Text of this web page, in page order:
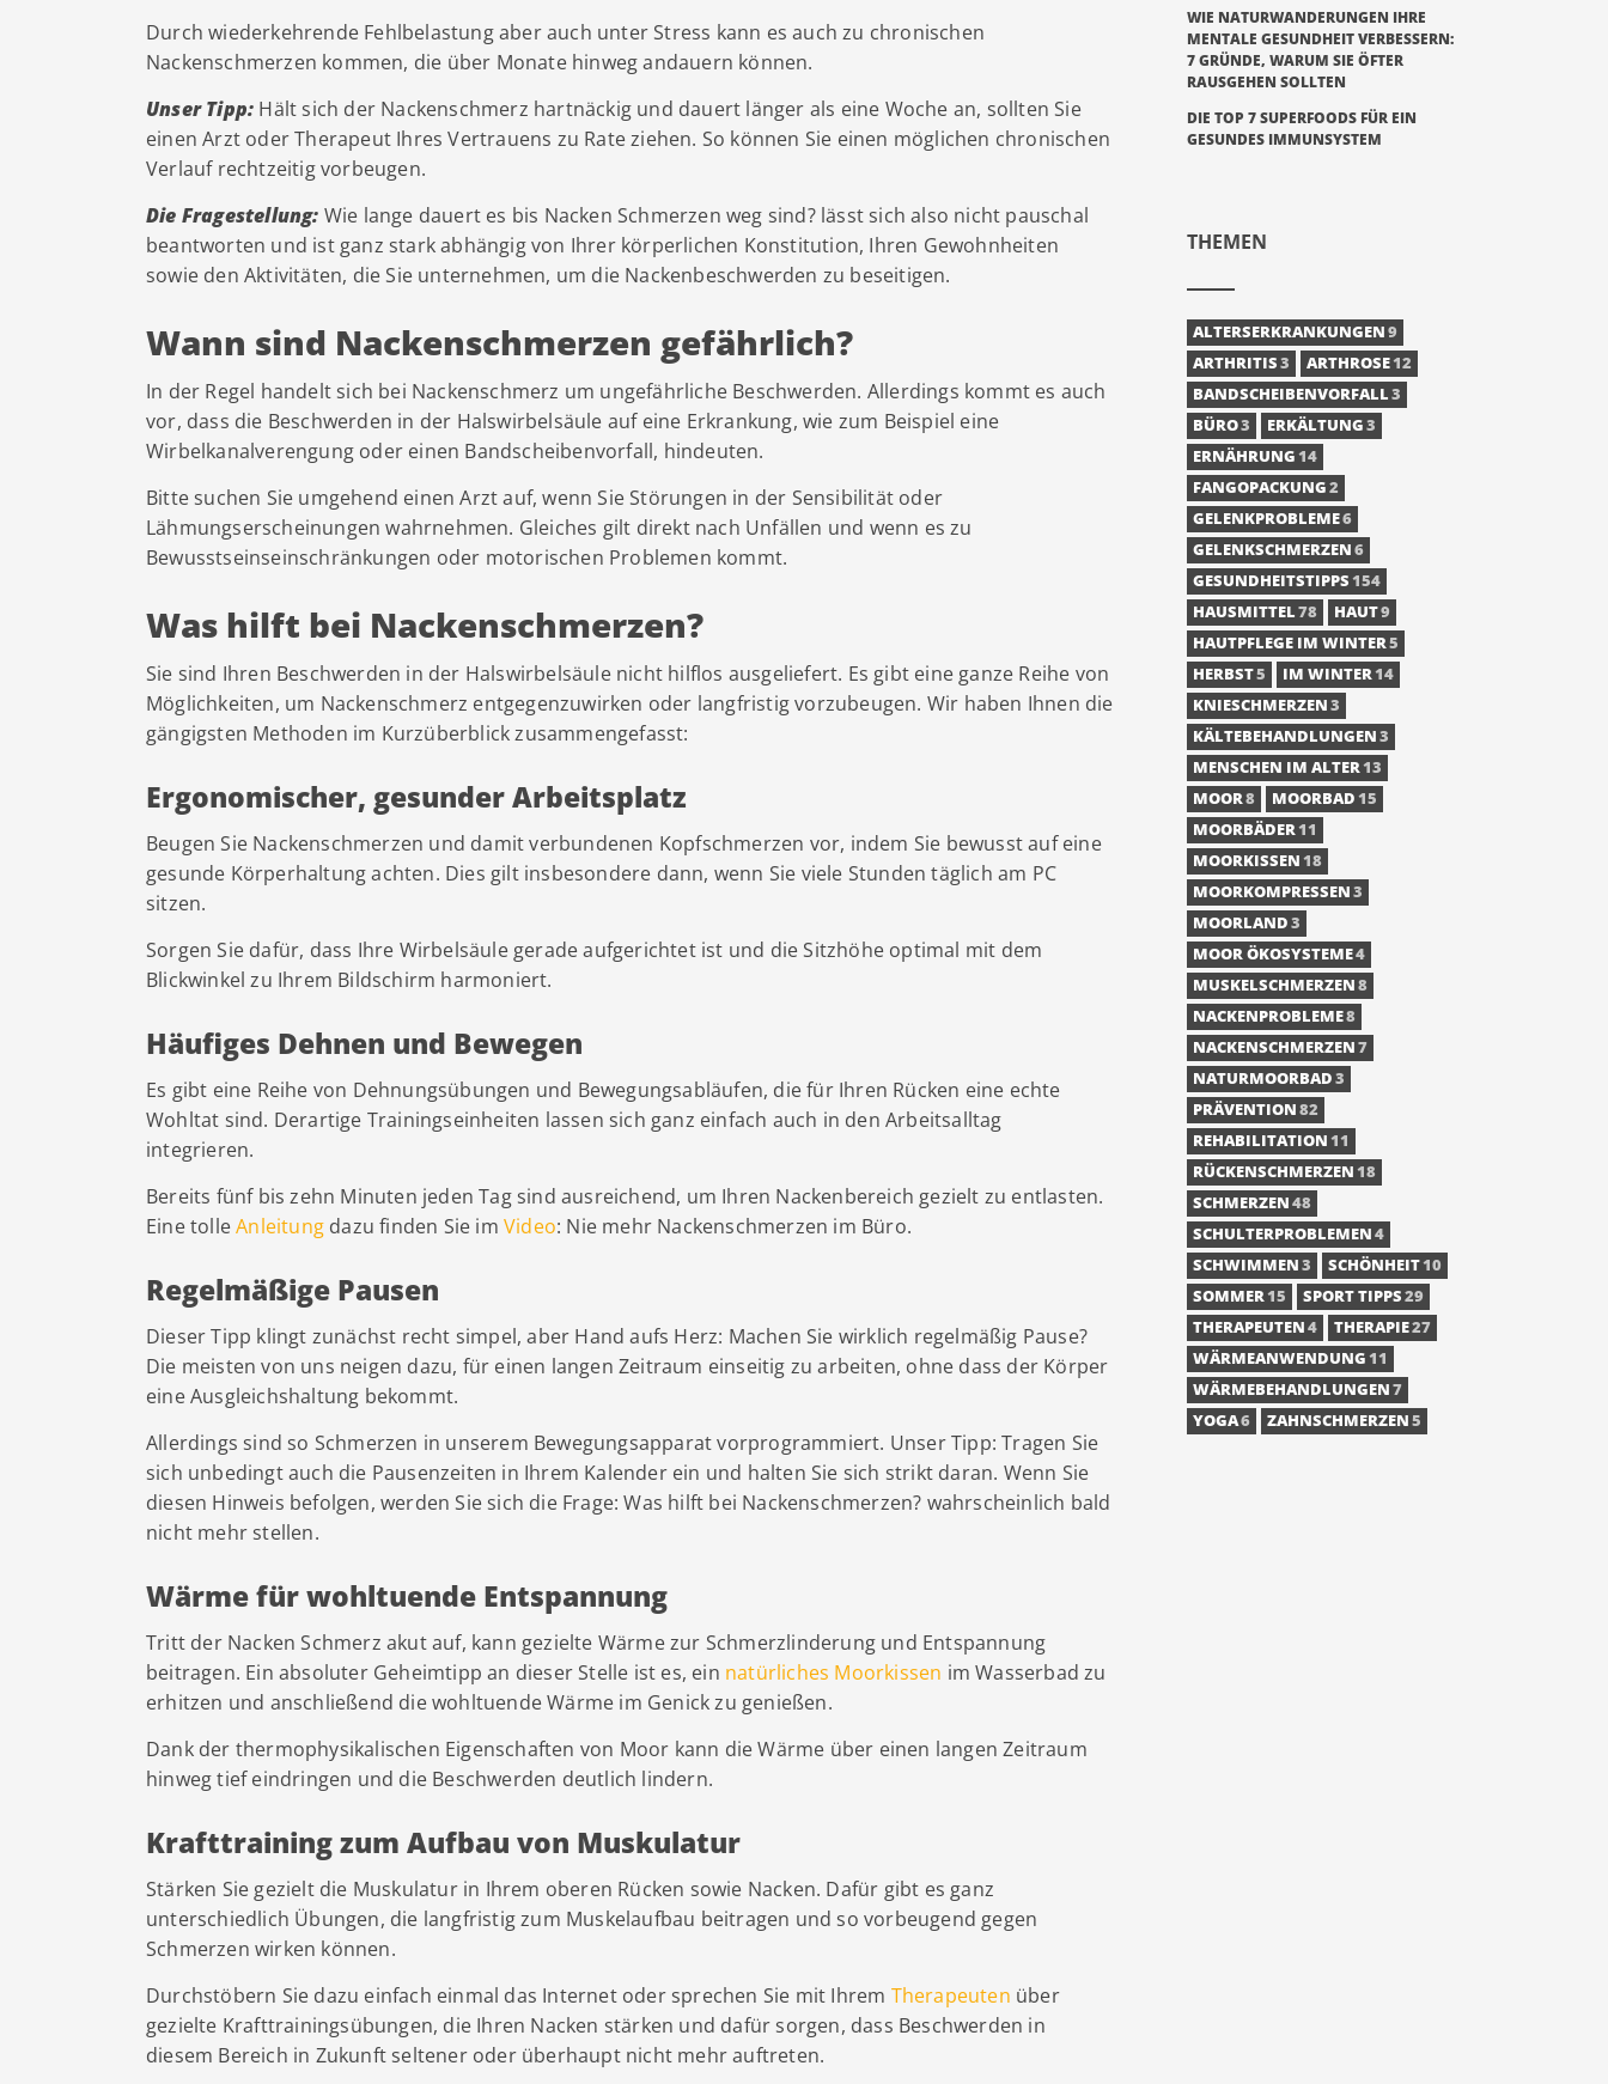
Durch wiederkehrende Fehlbelastung aber auch unter Stress kann es auch zu chronischen
Nackenschmerzen kommen, die über Monate hinweg andauern können.
Unser Tipp: Hält sich der Nackenschmerz hartnäckig und dauert länger als eine Woche an, sollten Sie
einen Arzt oder Therapeut Ihres Vertrauens zu Rate ziehen. So können Sie einen möglichen chronischen
Verlauf rechtzeitig vorbeugen.
Die Fragestellung: Wie lange dauert es bis Nacken Schmerzen weg sind? lässt sich also nicht pauschal
beantworten und ist ganz stark abhängig von Ihrer körperlichen Konstitution, Ihren Gewohnheiten
sowie den Aktivitäten, die Sie unternehmen, um die Nackenbeschwerden zu beseitigen.
Wann sind Nackenschmerzen gefährlich?
In der Regel handelt sich bei Nackenschmerz um ungefährliche Beschwerden. Allerdings kommt es auch
vor, dass die Beschwerden in der Halswirbelsäule auf eine Erkrankung, wie zum Beispiel eine
Wirbelkanalverengung oder einen Bandscheibenvorfall, hindeuten.
Bitte suchen Sie umgehend einen Arzt auf, wenn Sie Störungen in der Sensibilität oder
Lähmungserscheinungen wahrnehmen. Gleiches gilt direkt nach Unfällen und wenn es zu
Bewusstseinseinschränkungen oder motorischen Problemen kommt.
Was hilft bei Nackenschmerzen?
Sie sind Ihren Beschwerden in der Halswirbelsäule nicht hilflos ausgeliefert. Es gibt eine ganze Reihe von
Möglichkeiten, um Nackenschmerz entgegenzuwirken oder langfristig vorzubeugen. Wir haben Ihnen die
gängigsten Methoden im Kurzüberblick zusammengefasst:
Ergonomischer, gesunder Arbeitsplatz
Beugen Sie Nackenschmerzen und damit verbundenen Kopfschmerzen vor, indem Sie bewusst auf eine
gesunde Körperhaltung achten. Dies gilt insbesondere dann, wenn Sie viele Stunden täglich am PC
sitzen.
Sorgen Sie dafür, dass Ihre Wirbelsäule gerade aufgerichtet ist und die Sitzhöhe optimal mit dem
Blickwinkel zu Ihrem Bildschirm harmoniert.
Häufiges Dehnen und Bewegen
Es gibt eine Reihe von Dehnungsübungen und Bewegungsabläufen, die für Ihren Rücken eine echte
Wohltat sind. Derartige Trainingseinheiten lassen sich ganz einfach auch in den Arbeitsalltag
integrieren.
Bereits fünf bis zehn Minuten jeden Tag sind ausreichend, um Ihren Nackenbereich gezielt zu entlasten.
Eine tolleAnleitung dazu finden Sie imVideo: Nie mehr Nackenschmerzen im Büro.
Regelmäßige Pausen
Dieser Tipp klingt zunächst recht simpel, aber Hand aufs Herz: Machen Sie wirklich regelmäßig Pause?
Die meisten von uns neigen dazu, für einen langen Zeitraum einseitig zu arbeiten, ohne dass der Körper
eine Ausgleichshaltung bekommt.
Allerdings sind so Schmerzen in unserem Bewegungsapparat vorprogrammiert. Unser Tipp: Tragen Sie
sich unbedingt auch die Pausenzeiten in Ihrem Kalender ein und halten Sie sich strikt daran. Wenn Sie
diesen Hinweis befolgen, werden Sie sich die Frage: Was hilft bei Nackenschmerzen? wahrscheinlich bald
nicht mehr stellen.
Wärme für wohltuende Entspannung
Tritt der Nacken Schmerz akut auf, kann gezielte Wärme zur Schmerzlinderung und Entspannung
beitragen. Ein absoluter Geheimtipp an dieser Stelle ist es, ein natürliches Moorkissen im Wasserbad zu
erhitzen und anschließend die wohltuende Wärme im Genick zu genießen.
Dank der thermophysikalischen Eigenschaften von Moor kann die Wärme über einen langen Zeitraum
hinweg tief eindringen und die Beschwerden deutlich lindern.
Krafttraining zum Aufbau von Muskulatur
Stärken Sie gezielt die Muskulatur in Ihrem oberen Rücken sowie Nacken. Dafür gibt es ganz
unterschiedlich Übungen, die langfristig zum Muskelaufbau beitragen und so vorbeugend gegen
Schmerzen wirken können.
Durchstöbern Sie dazu einfach einmal das Internet oder sprechen Sie mit Ihrem Therapeuten über
gezielte Krafttrainingsübungen, die Ihren Nacken stärken und dafür sorgen, dass Beschwerden in
diesem Bereich in Zukunft seltener oder überhaupt nicht mehr auftreten.
WIE NATURWANDERUNGEN IHRE
MENTALE GESUNDHEIT VERBESSERN:
7 GRÜNDE, WARUM SIE ÖFTER
RAUSGEHEN SOLLTEN
DIE TOP 7 SUPERFOODS FÜR EIN
GESUNDES IMMUNSYSTEM
THEMEN
ALTERSERKRANKUNGEN9
ARTHRITIS3 ARTHROSE12
BANDSCHEIBENVORFALL3
BÜRO3 ERKÄLTUNG3
ERNÄHRUNG14
FANGOPACKUNG2
GELENKPROBLEME6
GELENKSCHMERZEN6
GESUNDHEITSTIPPS154
HAUSMITTEL78 HAUT9
HAUTPFLEGE IM WINTER5
HERBST5 IM WINTER14
KNIESCHMERZEN3
KÄLTEBEHANDLUNGEN3
MENSCHEN IM ALTER13
MOOR8 MOORBAD15
MOORBÄDER11
MOORKISSEN18
MOORKOMPRESSEN3
MOORLAND3
MOOR ÖKOSYSTEME4
MUSKELSCHMERZEN8
NACKENPROBLEME8
NACKENSCHMERZEN7
NATURMOORBAD3
PRÄVENTION82
REHABILITATION11
RÜCKENSCHMERZEN18
SCHMERZEN48
SCHULTERPROBLEMEN4
SCHWIMMEN3 SCHÖNHEIT10
SOMMER15 SPORT TIPPS29
THERAPEUTEN4 THERAPIE27
WÄRMEANWENDUNG11
WÄRMEBEHANDLUNGEN7
YOGA6 ZAHNSCHMERZEN5